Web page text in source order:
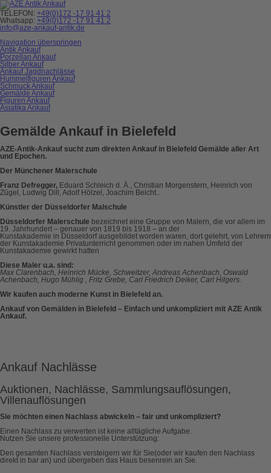
TELEFON: +49(0)172 -17 91 41 2
Whatsapp: +49(0)172 -17 91 41 2
info@aze-ankauf-antik.de
Navigation überspringen
Antik Ankauf
Porzellan Ankauf
Silber Ankauf
Ankauf Jagdnachlässe
Hummelfiguren Ankauf
Schmuck Ankauf
Gemälde Ankauf
Figuren Ankauf
Asiatika Ankauf
Gemälde Ankauf in Bielefeld
AZE-Antik-Ankauf sucht zum direkten Ankauf in Bielefeld Gemälde aller Art
und Epochen.
Der Münchener Malerschule
Franz Defregger, Eduard Schleich d. Ä., Christian Morgenstern, Heinrich von
Zügel, Ludwig Dill, Adolf Hölzel, Joachim Beicht..
Künstler der Düsseldorfer Malschule
Düsseldorfer Malerschule bezeichnet eine Gruppe von Malern, die vor allem im
19. Jahrhundert – genauer von 1819 bis 1918 – an der
Kunstakademie in Düsseldorf ausgebildet worden waren, dort gelehrt, von Lehrern
der Kunstakademie Privatunterricht genommen oder im nahen Umfeld der
Kunstakademie gewirkt hatten
Diese Maler u.a. sind:
Max Clarenbach, Heinrich Mücke, Schweitzer, Andreas Achenbach, Oswald
Achenbach, Hugo Mühlig , Fritz Grebe, Carl Friedrich Deiker, Carl Hilgers.
Wir kaufen auch moderne Kunst in Bielefeld an.
Ankauf von Gemälden in Bielefeld – Einfach und unkompliziert mit AZE Antik
Ankauf.
Ankauf Nachlässe
Auktionen, Nachlässe, Sammlungsauflösungen,
Villenauflösungen
Sie möchten einen Nachlass abwickeln – fair und unkompliziert?
Einen Nachlass zu verwerten ist keine alltägliche Aufgabe.
Nutzen Sie unsere professionelle Unterstützung:
Den gesamten Nachlass versteigern wir für Sie(oder wir kaufen den Nachlass
direkt in bar an) und übergeben das Haus besenrein an Sie.